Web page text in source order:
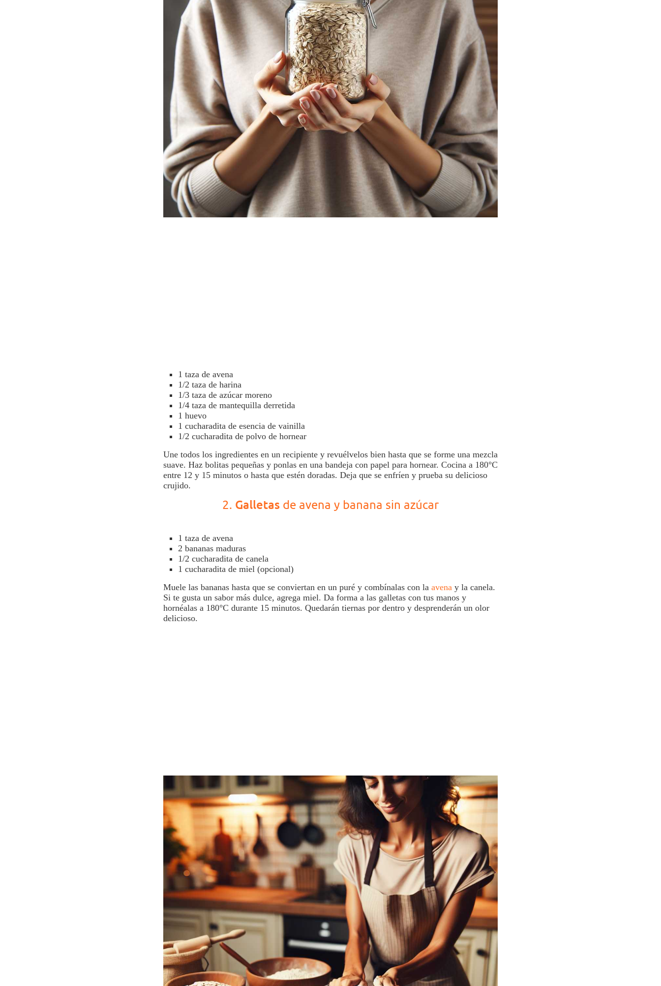
1 taza de avena
1/2 taza de harina
1/3 taza de azúcar moreno
1/4 taza de mantequilla derretida
1 huevo
1 cucharadita de esencia de vainilla
1/2 cucharadita de polvo de hornear
Une todos los ingredientes en un recipiente y revuélvelos bien hasta que se forme una mezcla
suave. Haz bolitas pequeñas y ponlas en una bandeja con papel para hornear. Cocina a 180°C
entre 12 y 15 minutos o hasta que estén doradas. Deja que se enfríen y prueba su delicioso
crujido.
2. Galletas de avena y banana sin azúcar
1 taza de avena
2 bananas maduras
1/2 cucharadita de canela
1 cucharadita de miel (opcional)
Muele las bananas hasta que se conviertan en un puré y combínalas con la avenay la canela.
Si te gusta un sabor más dulce, agrega miel. Da forma a las galletascon tus manos y
hornéalas a 180°C durante 15 minutos. Quedarán tiernas por dentro y desprenderán un olor
delicioso.